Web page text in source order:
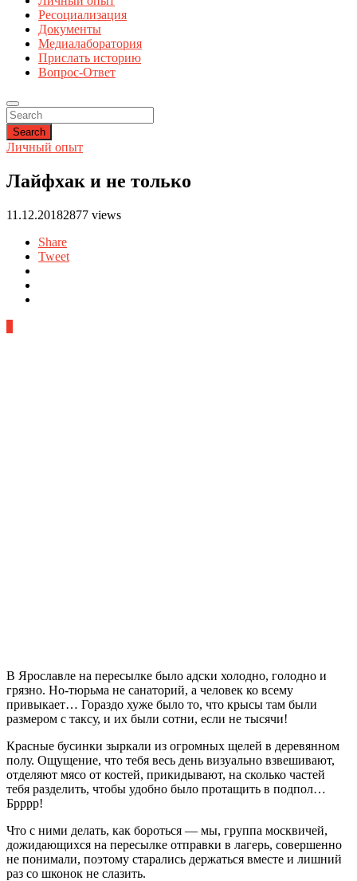
Ресоциализация
Документы
Медиалаборатория
Прислать историю
Вопрос-Ответ
Search
Личный опыт
Лайфхак и не только
11.12.20182877 views
Share
Tweet
В Ярославле на пересылке было адски холодно, голодно и
грязно. Но-тюрьма не санаторий, а человек ко всему
привыкает… Гораздо хуже было то, что крысы там были
размером с таксу, и их были сотни, если не тысячи!
Красные бусинки зыркали из огромных щелей в деревянном
полу. Ощущение, что тебя весь день визуально взвешивают,
отделяют мясо от костей, прикидывают, на сколько частей
тебя разделить, чтобы удобно было протащить в подпол…
Брррр!
Что с ними делать, как бороться — мы, группа москвичей,
дожидающихся на пересылке отправки в лагерь, совершенно
не понимали, поэтому старались держаться вместе и лишний
раз со шконок не слазить.